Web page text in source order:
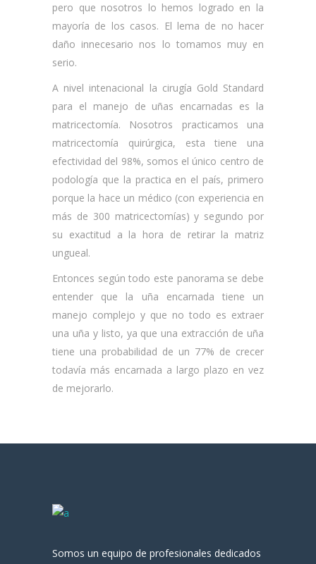
pero que nosotros lo hemos logrado en la
mayoría de los casos. El lema de no hacer
daño innecesario nos lo tomamos muy en
serio.
A nivel intenacional la cirugía Gold Standard
para el manejo de uñas encarnadas es la
matricectomía. Nosotros practicamos una
matricectomía quirúrgica, esta tiene una
efectividad del 98%, somos el único centro de
podología que la practica en el país, primero
porque la hace un médico (con experiencia en
más de 300 matricectomías) y segundo por
su exactitud a la hora de retirar la matriz
ungueal.
Entonces según todo este panorama se debe
entender que la uña encarnada tiene un
manejo complejo y que no todo es extraer
una uña y listo, ya que una extracción de uña
tiene una probabilidad de un 77% de crecer
todavía más encarnada a largo plazo en vez
de mejorarlo.
Somos un equipo de profesionales dedicados